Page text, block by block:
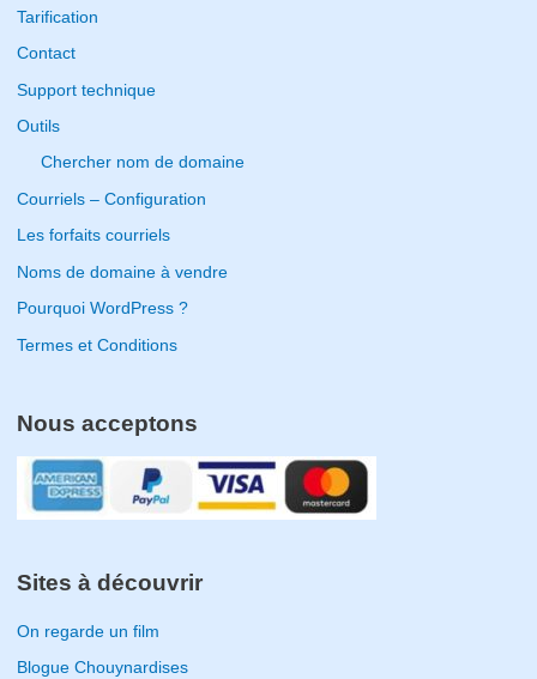
r
:
Tarification
Contact
Support technique
Outils
Chercher nom de domaine
Courriels – Configuration
Les forfaits courriels
Noms de domaine à vendre
Pourquoi WordPress ?
Termes et Conditions
Nous acceptons
Sites à découvrir
On regarde un film
Blogue Chouynardises